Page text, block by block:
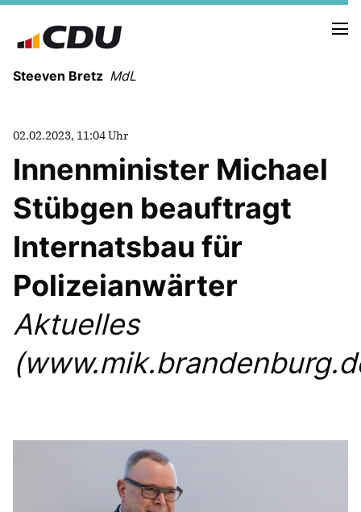
Steeven Bretz MdL
VITA
WAHLKREISBESUCHE
PRESSEFOTOS
MEIN BÜRGERBÜRO
Redebeiträge
Anträge CDU
CDU Deutschland
CDU Fraktion im Brandenburger Landtag
CDU Brandenburg
CDU Potsdam
02.02.2023, 11:04 Uhr
Innenminister Michael
Stübgen beauftragt
Internatsbau für
Polizeianwärter
Aktuelles